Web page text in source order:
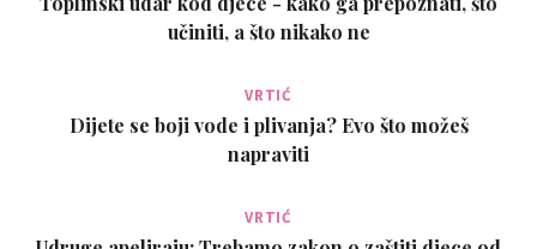
učiniti, a što nikako ne
VRTIĆ
Dijete se boji vode i plivanja? Evo što možeš
napraviti
VRTIĆ